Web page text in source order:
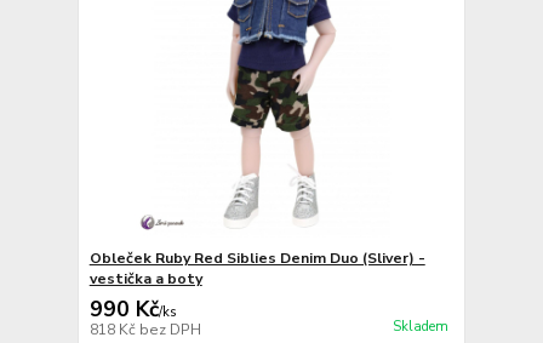
Obleček Ruby Red Siblies Denim Duo (Sliver) -
vestička a boty
990 Kč/ks
818 Kč bez DPH Skladem